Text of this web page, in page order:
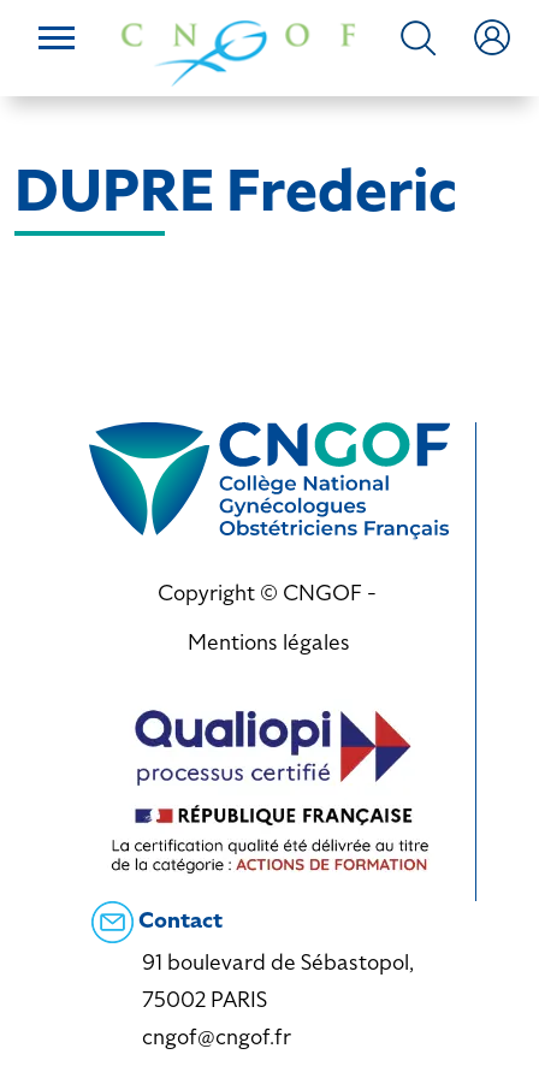
DUPRE Frederic
Copyright © CNGOF -
Mentions légales
Contact
91 boulevard de Sébastopol,
75002 PARIS
cngof@cngof.fr